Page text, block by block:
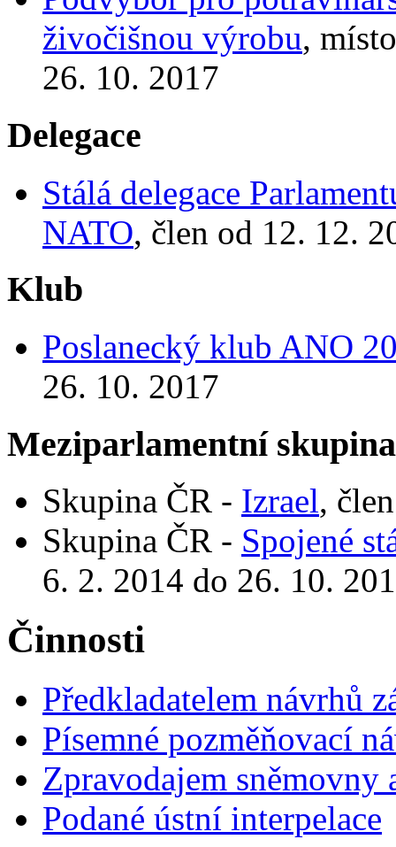
živočišnou výrobu,
26. 10. 2017
Delegace
Stálá delegace
NATO, člen od 12. 12.
Klub
Poslanecký klub ANO
26. 10. 2017
Meziparlamentní
Skupina ČR - Izrael,
Skupina ČR - Spojené
6. 2. 2014 do 26. 10.
Činnosti
Předkladatelem návrhů
Písemné pozměňovací
Zpravodajem
Podané ústní interpelace